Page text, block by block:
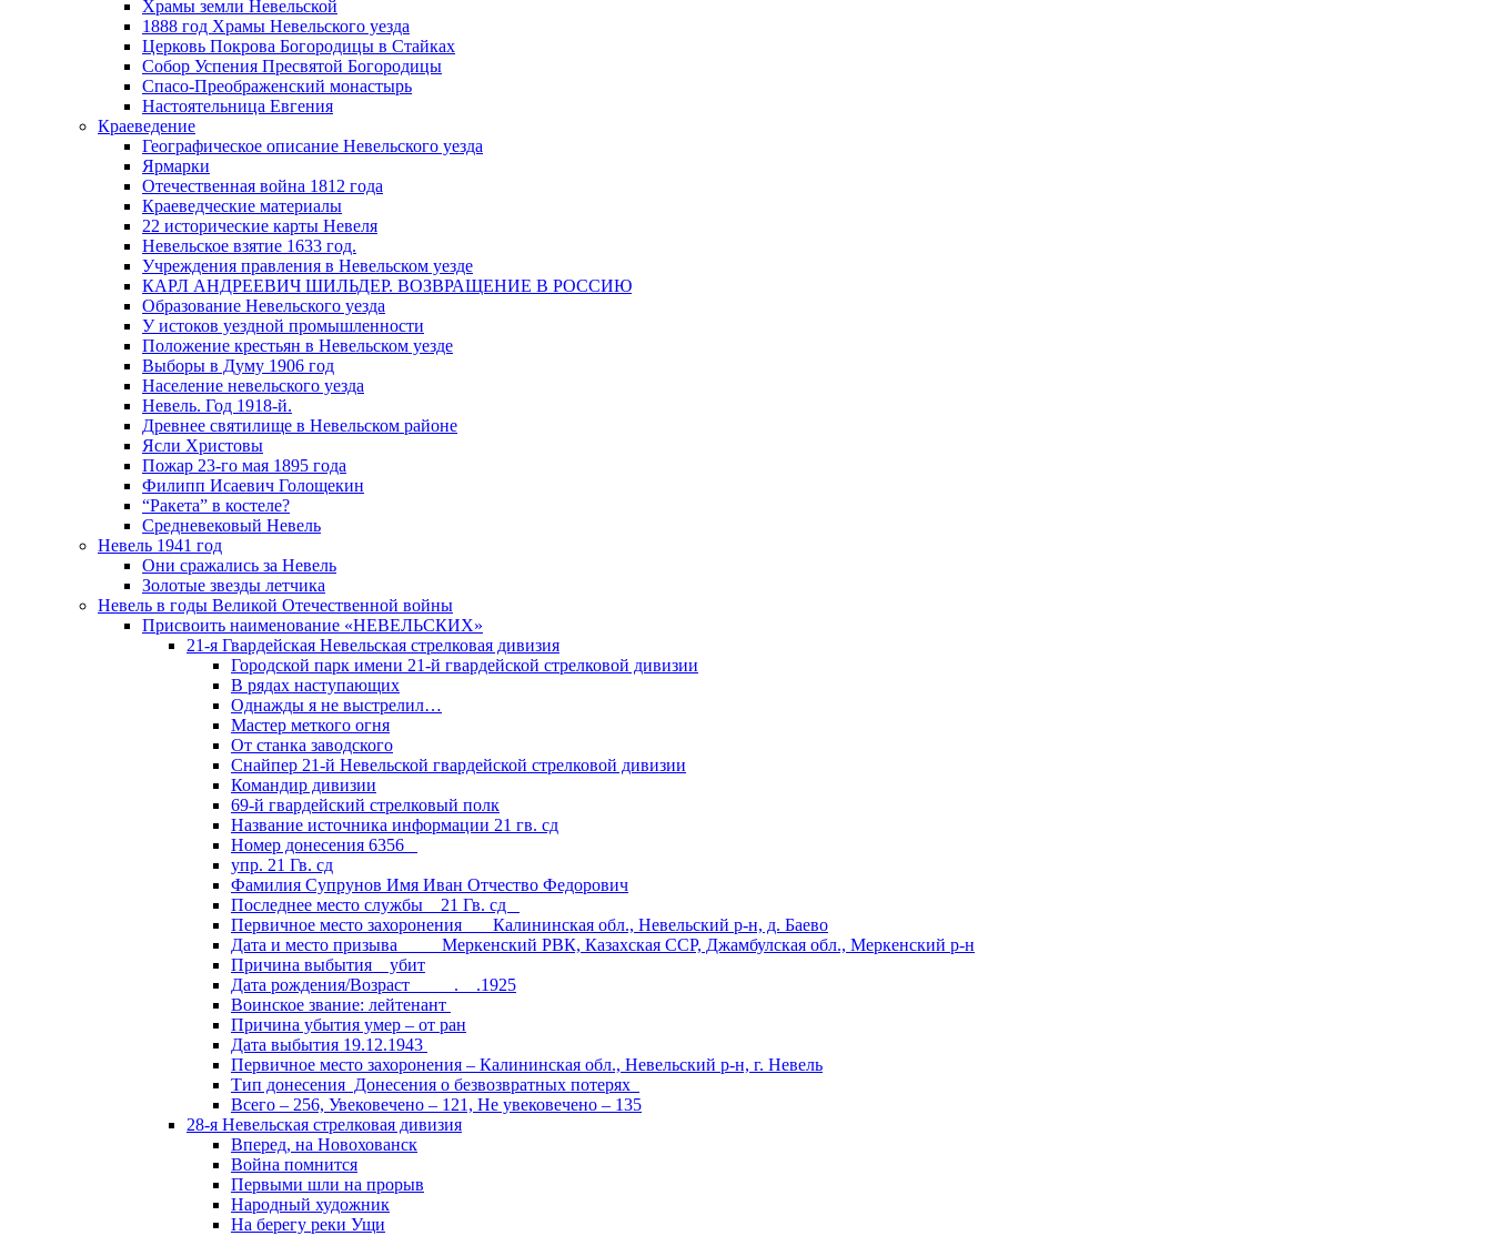
Храмы земли Невельской
1888 год Храмы Невельского уезда
Церковь Покрова Богородицы в Стайках
Собор Успения Пресвятой Богородицы
Спасо-Преображенский монастырь
Настоятельница Евгения
Краеведение
Географическое описание Невельского уезда
Ярмарки
Отечественная война 1812 года
Краеведческие материалы
22 исторические карты Невеля
Невельское взятие 1633 год.
Учреждения правления в Невельском уезде
КАРЛ АНДРЕЕВИЧ ШИЛЬДЕР. ВОЗВРАЩЕНИЕ В РОССИЮ
Образование Невельского уезда
У истоков уездной промышленности
Положение крестьян в Невельском уезде
Выборы в Думу 1906 год
Население невельского уезда
Невель. Год 1918-й.
Древнее святилище в Невельском районе
Ясли Христовы
Пожар 23-го мая 1895 года
Филипп Исаевич Голощекин
“Ракета” в костеле?
Средневековый Невель
Невель 1941 год
Они сражались за Невель
Золотые звезды летчика
Невель в годы Великой Отечественной войны
Присвоить наименование «НЕВЕЛЬСКИХ»
21-я Гвардейская Невельская стрелковая дивизия
Городской парк имени 21-й гвардейской стрелковой дивизии
В рядах наступающих
Однажды я не выстрелил…
Мастер меткого огня
От станка заводского
Снайпер 21-й Невельской гвардейской стрелковой дивизии
Командир дивизии
69-й гвардейский стрелковый полк
Название источника информации 21 гв. сд
Номер донесения 6356
упр. 21 Гв. сд
Фамилия Супрунов Имя Иван Отчество Федорович
Последнее место службы 21 Гв. сд
Первичное место захоронения Калининская обл., Невельский р-н, д. Баево
Дата и место призыва Меркенский РВК, Казахская ССР, Джамбулская обл., Меркенский р-н
Причина выбытия убит
Дата рождения/Возраст __.__.1925
Воинское звание: лейтенант
Причина убытия умер – от ран
Дата выбытия 19.12.1943
Первичное место захоронения – Калининская обл., Невельский р-н, г. Невель
Тип донесения Донесения о безвозвратных потерях
Всего – 256, Увековечено – 121, Не увековечено – 135
28-я Невельская стрелковая дивизия
Вперед, на Новохованск
Война помнится
Первыми шли на прорыв
Народный художник
На берегу реки Ущи